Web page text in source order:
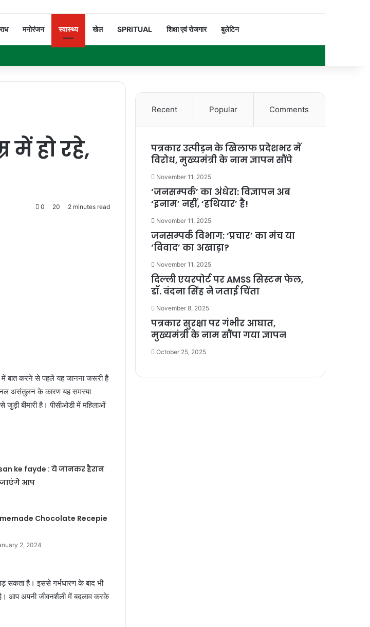
मनोरंजन स्वास्थ्य खेल SPRITUAL शिक्षा एवं रोजगार बुलेटिन
में हो रहे,
0 20 2 minutes read
बात करने से पहले यह जानना जरूरी है
असंतुलन के कारण यह समस्या
बीमारी है। पीसीओडी में महिलाओं
ke fayde : ये जानकर हैरान
जाएंगे आप
Chocolate Recepie
2, 2024
सकता है। इससे गर्भधारण के बाद भी
है। आप अपनी जीवनशैली में बदलाव करके
Recent Popular Comments
पत्रकार उत्पीड़न के खिलाफ प्रदेशभर में
विरोध, मुख्यमंत्री के नाम ज्ञापन सौंपे
November 11, 2025
‘जनसम्पर्क’ का अंधेरा: विज्ञापन अब
‘इनाम’ नहीं, ‘हथियार’ है!
November 11, 2025
जनसम्पर्क विभाग: ‘प्रचार’ का मंच या
‘विवाद’ का अखाड़ा?
November 11, 2025
दिल्ली एयरपोर्ट पर AMSS सिस्टम फेल,
डॉ. वंदना सिंह ने जताई चिंता
November 8, 2025
पत्रकार सुरक्षा पर गंभीर आघात,
मुख्यमंत्री के नाम सौंपा गया ज्ञापन
October 25, 2025